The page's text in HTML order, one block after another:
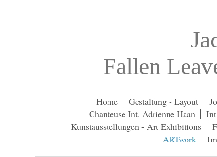
Fallen
Home Gestaltung - Layout
Chanteuse Int. Adrienne Haan
Kunstausstellungen - Art Exhibitions
ARTwork